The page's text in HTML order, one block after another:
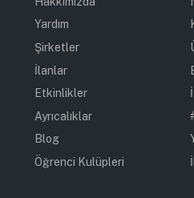
Yardım
Şirketler
İlanlar
Etkinlikler
Ayrıcalıklar
Blog
Öğrenci Kulüpleri